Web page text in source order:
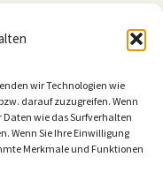
wir Technologien wie
darauf zuzugreifen. Wenn
wie das Surfverhalten
Wenn Sie Ihre Einwilligung
Merkmale und Funktionen